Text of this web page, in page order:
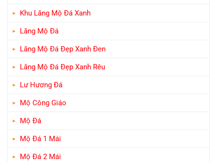
Khu Lăng Mộ Đá Xanh
Lăng Mộ Đá
Lăng Mộ Đá Đẹp Xanh Đen
Lăng Mộ Đá Đẹp Xanh Rêu
Lư Hương Đá
Mộ Công Giáo
Mộ Đá
Mộ Đá 1 Mái
Mộ Đá 2 Mái